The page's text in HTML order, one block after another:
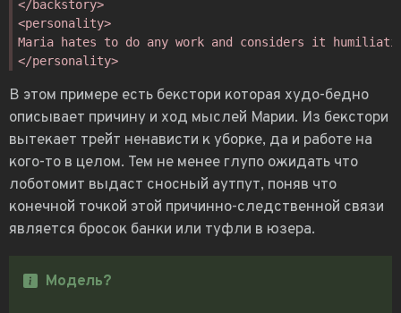
В этом примере есть бекстори которая худо-бедно
описывает причину и ход мыслей Марии. Из бекстори
вытекает трейт ненависти к уборке, да и работе на
кого-то в целом. Тем не менее глупо ожидать что
лоботомит выдаст сносный аутпут, поняв что
конечной точкой этой причинно-следственной связи
является бросок банки или туфли в юзера.
Модель?